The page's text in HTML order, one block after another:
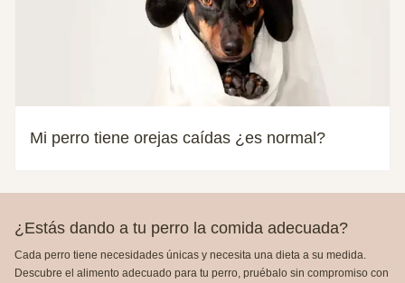
Mi perro tiene orejas caídas ¿es normal?
¿Estás dando a tu perro la comida adecuada?
Cada perro tiene necesidades únicas y necesita una dieta a su medida.
Descubre el alimento adecuado para tu perro, pruébalo sin compromiso con